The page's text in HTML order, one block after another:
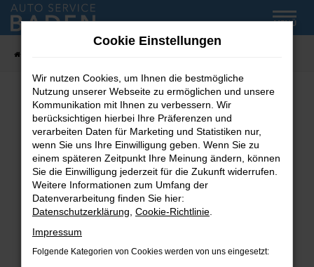
Zum
Hauptinhalt
MENÜ
Fehler: Network Error
Beim Laden ist ein Fehler aufgetreten.
Hier sind ein paar Tipps, die dir helfen können:
Überprüfe deine Firewall und deine
Internetverbindung.
Laden andere Webseiten, zum Beispiel deine
Suchmaschine?
Prüfe deine Browsererweiterungen.
Cookie Einstellungen
Wir nutzen Cookies, um Ihnen die bestmögliche
Nutzung unserer Webseite zu ermöglichen und unsere
Kommunikation mit Ihnen zu verbessern. Wir
berücksichtigen hierbei Ihre Präferenzen und
verarbeiten Daten für Marketing und Statistiken nur,
wenn Sie uns Ihre Einwilligung geben. Wenn Sie zu
einem späteren Zeitpunkt Ihre Meinung ändern, können
Sie die Einwilligung jederzeit für die Zukunft widerrufen.
Weitere Informationen zum Umfang der
Datenverarbeitung finden Sie hier:
Datenschutzerklärung Cookie-Richtlinie
Impressum
Folgende Kategorien von Cookies werden von uns eingesetzt: